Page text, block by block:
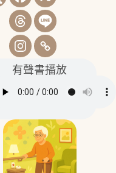
有聲書播放